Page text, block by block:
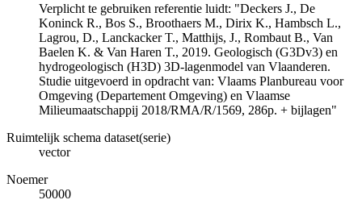
Verplicht te gebruiken referentie luidt: "Deckers J., De
Koninck R., Bos S., Broothaers M., Dirix K., Hambsch L.,
Lagrou, D., Lanckacker T., Matthijs, J., Rombaut B., Van
Baelen K. & Van Haren T., 2019. Geologisch (G3Dv3) en
hydrogeologisch (H3D) 3D-lagenmodel van Vlaanderen.
Studie uitgevoerd in opdracht van: Vlaams Planbureau voor
Omgeving (Departement Omgeving) en Vlaamse
Milieumaatschappij 2018/RMA/R/1569, 286p. + bijlagen"
Ruimtelijk schema dataset(serie)
vector
Noemer
50000